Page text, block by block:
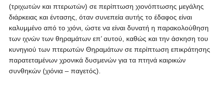
(τριχωτών και πτερωτών) σε περίπτωση χιονόπτωσης μεγάλης
διάρκειας και έντασης, όταν συνεπεία αυτής το έδαφος είναι
καλυμμένο από το χιόνι, ώστε να είναι δυνατή η παρακολούθηση
των ιχνών των θηραμάτων επ’ αυτού, καθώς και την άσκηση του
κυνηγιού των πτερωτών Θηραμάτων σε περίπτωση επικράτησης
παρατεταμένων χρονικά δυσμενών για τα πτηνά καιρικών
συνθηκών (χιόνια – παγετός).